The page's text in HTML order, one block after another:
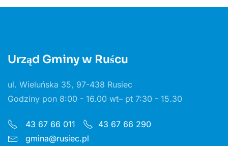
Urząd Gminy w Ruścu
ul. Wieluńska 35, 97-438 Rusiec
Godziny pon 8:00 - 16.00 wt– pt 7:30 - 15.30
43 67 66 011
43 67 66 290
gmina@rusiec.pl